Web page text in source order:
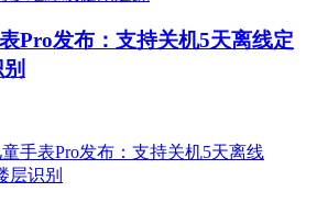
Pro发布：支持关机5天离线定